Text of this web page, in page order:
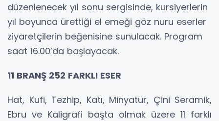
düzenlenecek yıl sonu sergisinde, kursiyerlerin
yıl boyunca ürettiği el emeği göz nuru eserler
ziyaretçilerin beğenisine sunulacak. Program
saat 16.00’da başlayacak.
11 BRANŞ 252 FARKLI ESER
Hat, Kufi, Tezhip, Katı, Minyatür, Çini Seramik,
Ebru ve Kaligrafi başta olmak üzere 11 farklı